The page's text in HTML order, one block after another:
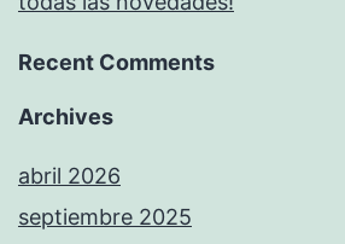
Recent Comments
Archives
abril 2026
septiembre 2025